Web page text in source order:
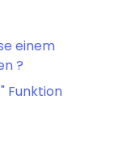
einem
?
Funktion